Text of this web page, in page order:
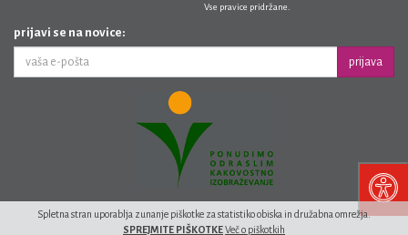
Vse pravice pridržane.
prijavi se na novice:
prijava
Spletna stran uporablja zunanje piškotke za statistiko obiska in družabna omrežja.
SPREJMITE PIŠKOTKEVeč o piškotkih